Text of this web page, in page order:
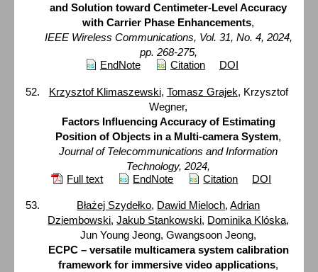
and Solution toward Centimeter-Level Accuracy
with Carrier Phase Enhancements,
IEEE Wireless Communications, Vol. 31, No. 4, 2024,
pp. 268-275,
EndNote
Citation DOI
Krzysztof Klimaszewski, Tomasz Grajek, Krzysztof
Wegner,
Factors Influencing Accuracy of Estimating
Position of Objects in a Multi-camera System,
Journal of Telecommunications and Information
Technology, 2024,
Full text
EndNote Citation DOI
Błażej Szydełko, Dawid Mieloch,Adrian
Dziembowski,Jakub Stankowski, Dominika Klóska,
Jun Young Jeong, Gwangsoon Jeong,
ECPC – versatile multicamera system calibration
framework for immersive video applications,